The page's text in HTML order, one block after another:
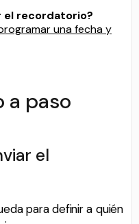
el recordatorio?
una fecha y
a paso
el
para definir a quién